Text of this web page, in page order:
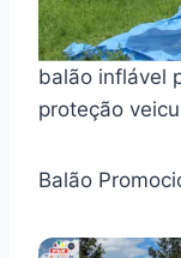
balão inflável
proteção
Balão